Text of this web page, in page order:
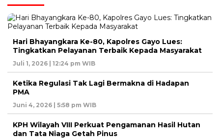
Hari Bhayangkara Ke-80, Kapolres Gayo Lues:
Tingkatkan Pelayanan Terbaik Kepada Masyarakat
Juli 1, 2026 | 12:24 pm WIB
Ketika Regulasi Tak Lagi Bermakna di Hadapan
PMA
Juni 4, 2026 | 5:58 pm WIB
KPH Wilayah VIII Perkuat Pengamanan Hasil Hutan
dan Tata Niaga Getah Pinus